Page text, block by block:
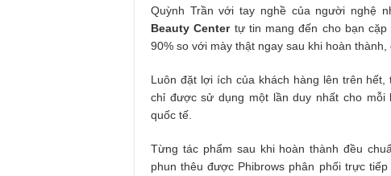
Quỳnh Trần với tay nghề của người nghệ
Beauty Centertự tin mang đến cho bạn cặp
90% so với mày thật ngay sau khi hoàn thành,
Luôn đặt lợi ích của khách hàng lên trên
chỉ được sử dụng một lần duy nhất cho
quốc tế.
Từng tác phẩm sau khi hoàn thành đều
phun thêu được Phibrows phân phối trực